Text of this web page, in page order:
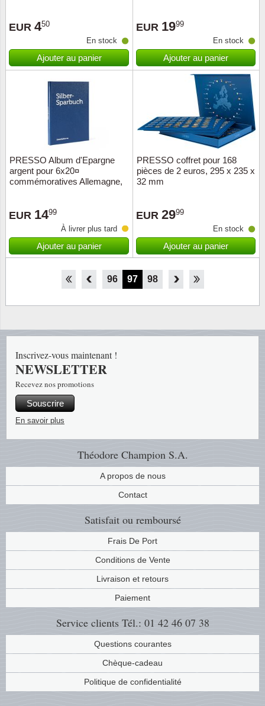
EUR 450
En stock
Ajouter au panier
EUR 1999
En stock
Ajouter au panier
PRESSO Album d'Epargne
argent pour 6x20¤
commémoratives Allemagne,
EUR 1499
À livrer plus tard
Ajouter au panier
PRESSO coffret pour 168
pièces de 2 euros, 295 x 235 x
32 mm
EUR 2999
En stock
Ajouter au panier
94 95 96 97 98 99 100
Théodore Champion S.A.
A propos de nous
Contact
Satisfait ou remboursé
Frais De Port
Conditions de Vente
Livraison et retours
Paiement
Service clients Tél.: 01 42 46 07 38
Questions courantes
Chèque-cadeau
Politique de confidentialité
Inscrivez-vous maintenant !
NEWSLETTER
Recevez nos promotions
Souscrire
En savoir plus